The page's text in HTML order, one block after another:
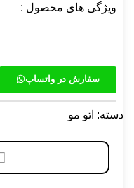
ویژگی های محصول :
سفارش در واتساپ
دسته: اتو مو